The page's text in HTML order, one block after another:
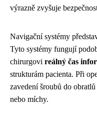
výrazně zvyšuje
Navigační systémy
Tyto systémy fungují
chirurgovi reálný čas
strukturám pacienta. Při
zavedení šroubů do
nebo míchy.